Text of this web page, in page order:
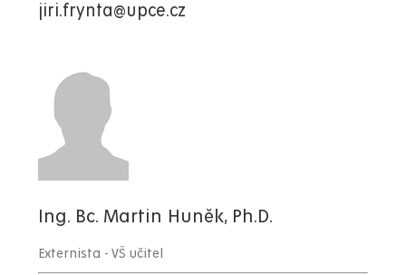
jiri.frynta@upce.cz
Ing. Bc. Martin Huněk, Ph.D.
Externista - VŠ učitel